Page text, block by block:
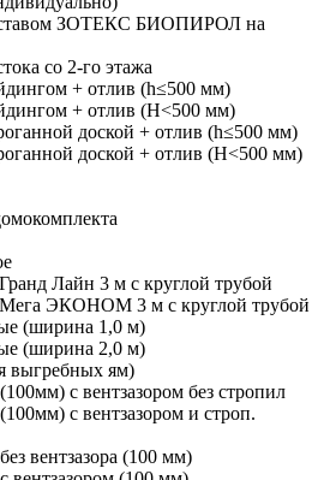
ЗОТЕКС БИОПИРОЛ на
со 2-го этажа
+ отлив (h≤500 мм)
+ отлив (Н<500 мм)
доской + отлив (h≤500 мм)
доской + отлив (Н<500 мм)
Лайн 3 м с круглой трубой
Мега ЭКОНОМ 3 м с круглой трубой
(ширина 1,0 м)
(ширина 2,0 м)
выгребных ям)
с вентзазором без стропил
с вентзазором и строп.
вентзазора (100 мм)